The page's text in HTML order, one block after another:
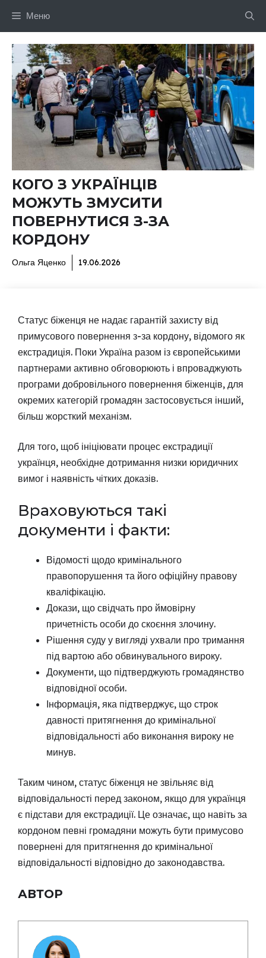
Меню
КОГО З УКРАЇНЦІВ
МОЖУТЬ ЗМУСИТИ
ПОВЕРНУТИСЯ З-ЗА
КОРДОНУ
Ольга Яценко 19.06.2026
Статус біженця не надає гарантій захисту від
примусового повернення з-за кордону, відомого як
екстрадиція. Поки Україна разом із європейськими
партнерами активно обговорюють і впроваджують
програми добровільного повернення біженців, для
окремих категорій громадян застосовується інший,
більш жорсткий механізм.
Для того, щоб ініціювати процес екстрадиції
українця, необхідне дотримання низки юридичних
вимог і наявність чітких доказів.
Враховуються такі
документи і факти:
Відомості щодо кримінального
правопорушення та його офіційну правову
кваліфікацію.
Докази, що свідчать про ймовірну
причетність особи до скоєння злочину.
Рішення суду у вигляді ухвали про тримання
під вартою або обвинувального вироку.
Документи, що підтверджують громадянство
відповідної особи.
Інформація, яка підтверджує, що строк
давності притягнення до кримінальної
відповідальності або виконання вироку не
минув.
Таким чином, статус біженця не звільняє від
відповідальності перед законом, якщо для українця
є підстави для екстрадиції. Це означає, що навіть за
кордоном певні громадяни можуть бути примусово
повернені для притягнення до кримінальної
відповідальності відповідно до законодавства.
АВТОР